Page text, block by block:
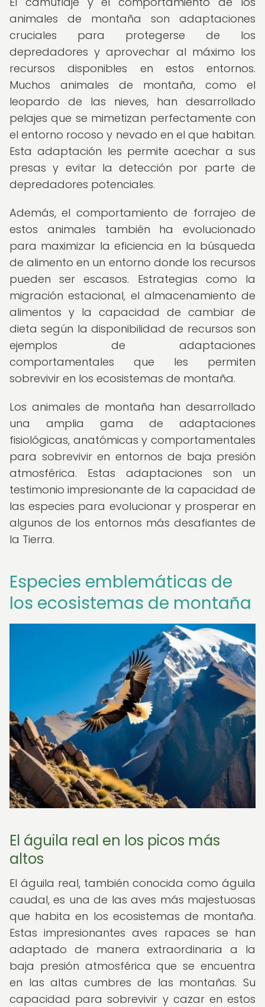
animales de montaña son adaptaciones
cruciales para protegerse de los
depredadores y aprovechar al máximo los
recursos disponibles en estos entornos.
Muchos animales de montaña, como el
leopardo de las nieves, han desarrollado
pelajes que se mimetizan perfectamente con
el entorno rocoso y nevado en el que habitan.
Esta adaptación les permite acechar a sus
presas y evitar la detección por parte de
depredadores potenciales.
Además, el comportamiento de forrajeo de
estos animales también ha evolucionado
para maximizar la eficiencia en la búsqueda
de alimento en un entorno donde los recursos
pueden ser escasos. Estrategias como la
migración estacional, el almacenamiento de
alimentos y la capacidad de cambiar de
dieta según la disponibilidad de recursos son
ejemplos de adaptaciones
comportamentales que les permiten
sobrevivir en los ecosistemas de montaña.
Los animales de montaña han desarrollado
una amplia gama de adaptaciones
fisiológicas, anatómicas y comportamentales
para sobrevivir en entornos de baja presión
atmosférica. Estas adaptaciones son un
testimonio impresionante de la capacidad de
las especies para evolucionar y prosperar en
algunos de los entornos más desafiantes de
la Tierra.
Especies emblemáticas de
los ecosistemas de montaña
El águila real en los picos más
altos
El águila real, también conocida como águila
caudal, es una de las aves más majestuosas
que habita en los ecosistemas de montaña.
Estas impresionantes aves rapaces se han
adaptado de manera extraordinaria a la
baja presión atmosférica que se encuentra
en las altas cumbres de las montañas. Su
capacidad para sobrevivir y cazar en estos